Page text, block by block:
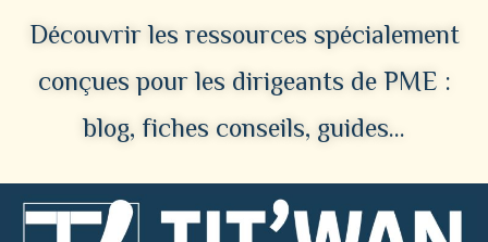
Découvrir les ressources spécialement
conçues pour les dirigeants de PME :
blog, fiches conseils, guides…